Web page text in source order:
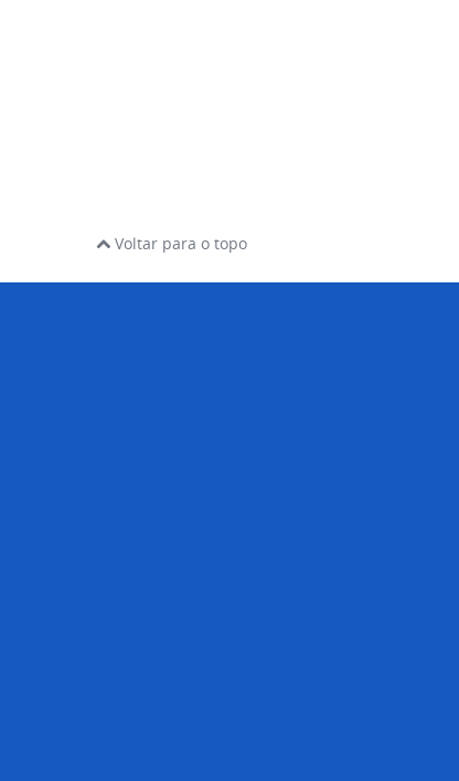
Voltar para o topo